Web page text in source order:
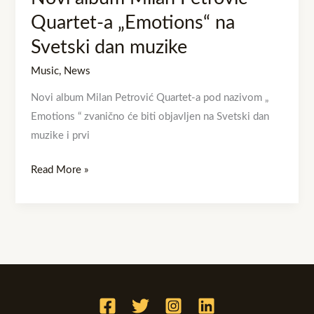
Quartet-a „Emotions“ na
Svetski dan muzike
Music, News
Novi album Milan Petrović Quartet-a pod nazivom „
Emotions “ zvanično će biti objavljen na Svetski dan
muzike i prvi
Read More »